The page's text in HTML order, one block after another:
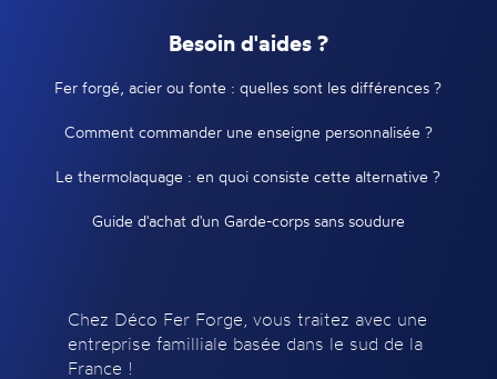
Besoin d'aides ?
Fer forgé, acier ou fonte : quelles sont les différences ?
Comment commander une enseigne personnalisée ?
Le thermolaquage : en quoi consiste cette alternative ?
Guide d'achat d'un Garde-corps sans soudure
Chez Déco Fer Forge, vous traitez avec une
entreprise familliale basée dans le sud de la
France !